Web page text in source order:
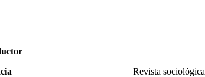
Revista sociológica